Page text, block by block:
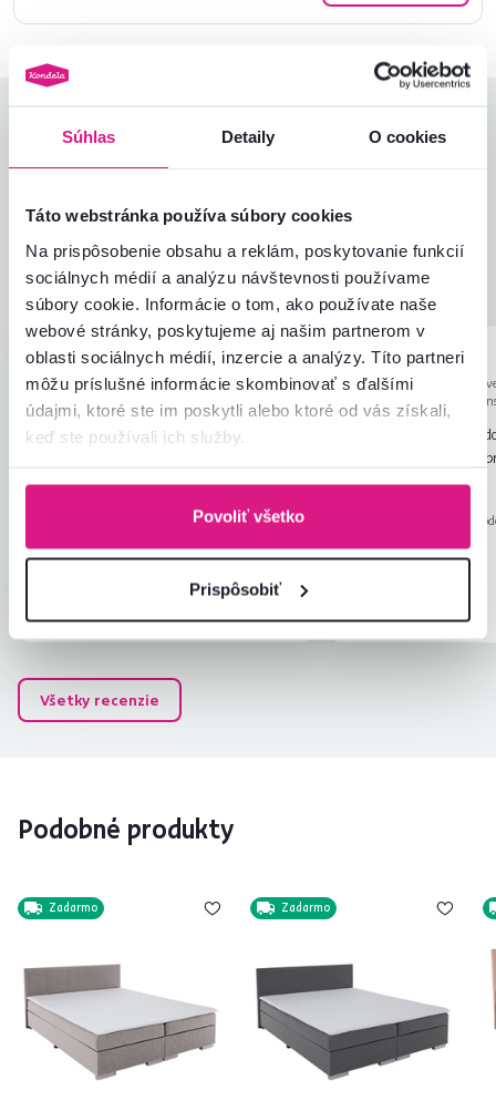
Súhlas Detaily O cookies
Táto webstránka používa súbory cookies
Na prispôsobenie obsahu a reklám, poskytovanie funkcií
sociálnych médií a analýzu návštevnosti používame
súbory cookie. Informácie o tom, ako používate naše
webové stránky, poskytujeme aj našim partnerom v
oblasti sociálnych médií, inzercie a analýzy. Títo partneri
môžu príslušné informácie skombinovať s ďalšími
údajmi, ktoré ste im poskytli alebo ktoré od vás získali,
keď ste používali ich služby.
Povoliť všetko
Prispôsobiť
Hodnotenia produktu
36recenzií
Jednoduchosť montáže
Zodpovedá očakávaniam
Zabalenie výrobku
4,9
Pomer hodnoty a ceny
4,8
Božena K.
8.11.2025, Vrútky,
Slovensko
5hviezdičiek
Postel je veľmi pekná som spokojná s
Užitočné
Pavel B.
28.11.2024,
Kľačany,
Kuriér volal deň pred
príde a presne vtedy
tom smere sa nemám
inom a to som už
vrátane nábytku.
Čítať viac
Recenzia pre rovnaký
Všetky recenzie
Podobné produkty
Zadarmo Zadarmo